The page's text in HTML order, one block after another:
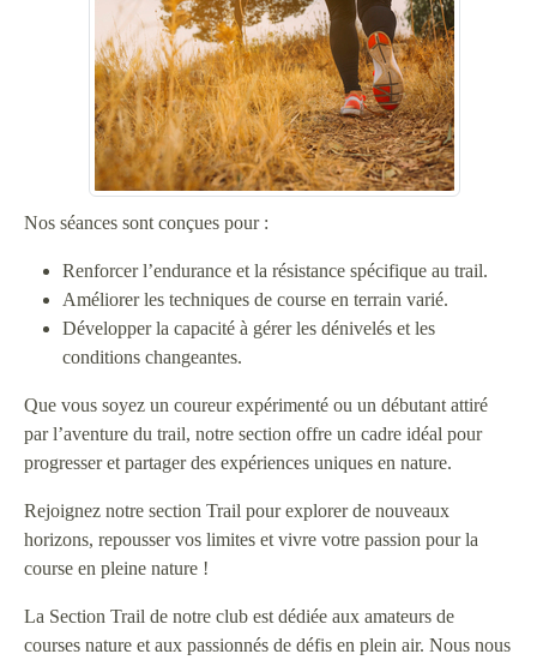
Nos séances sont conçues pour :
Renforcer l’endurance et la résistance spécifique au trail.
Améliorer les techniques de course en terrain varié.
Développer la capacité à gérer les dénivelés et les
conditions changeantes.
Que vous soyez un coureur expérimenté ou un débutant attiré
par l’aventure du trail, notre section offre un cadre idéal pour
progresser et partager des expériences uniques en nature.
Rejoignez notre section Trail pour explorer de nouveaux
horizons, repousser vos limites et vivre votre passion pour la
course en pleine nature !
La Section Trail de notre club est dédiée aux amateurs de
courses nature et aux passionnés de défis en plein air. Nous nous